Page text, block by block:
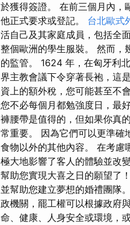
於獲得簽證。 在前三個月內，
他正式要求或登記。 台北歐式
活自己及其家庭成員，包括全
整個歐洲的學生服裝。 然而，
的監管。 1624 年，在匈牙利
界主教會議下令穿著長袍，這
資上的額外稅，您可能甚至不
您不必每個月都勉強度日，最
褲腰帶是值得的，但如果你真
常重要。 因為它們可以更準確
食物以外的其他內容。 在考慮
極大地影響了客人的體驗並改
幫助您實現大喜之日的願望了
並幫助您建立夢想的婚禮團隊
政機關，罷工權可以根據政府
命、健康、人身安全或環境，